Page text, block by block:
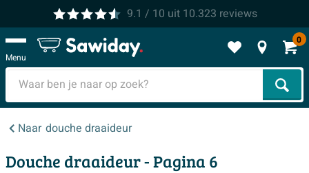
9.1 / 10 uit 10.323 reviews
Menu
0
Naar douche draaideur
Douche draaideur - Pagina 6